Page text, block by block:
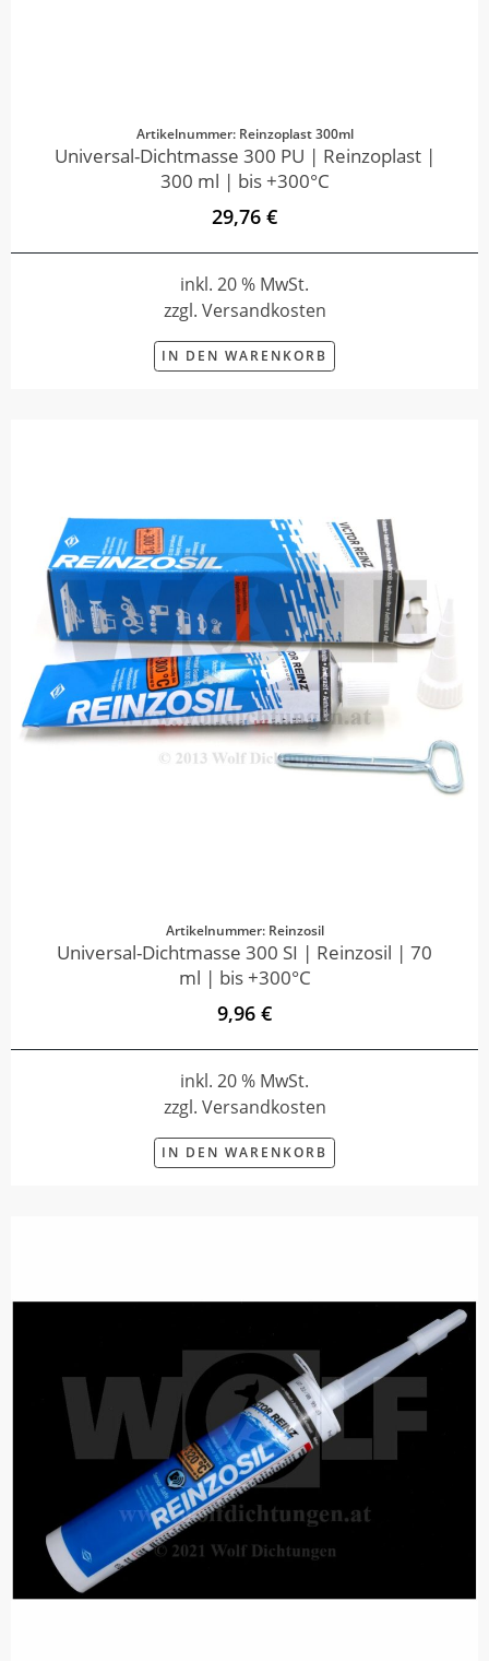
Artikelnummer: Reinzoplast 300ml
Universal-Dichtmasse 300 PU | Reinzoplast |
300 ml | bis +300°C
29,76 €
inkl. 20 % MwSt.
zzgl. Versandkosten
IN DEN WARENKORB
Artikelnummer: Reinzosil
Universal-Dichtmasse 300 SI | Reinzosil | 70
ml | bis +300°C
9,96 €
inkl. 20 % MwSt.
zzgl. Versandkosten
IN DEN WARENKORB